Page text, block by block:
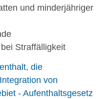
und minderjähriger
Straffälligkeit
die
von
- Aufenthaltsgesetz